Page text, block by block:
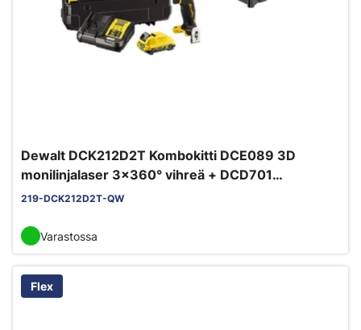
Dewalt DCK212D2T Kombokitti DCE089 3D
monilinjalaser 3x360° vihreä + DCD701
akkuporakone 12V runko
219-DCK212D2T-QW
Varastossa
Flex